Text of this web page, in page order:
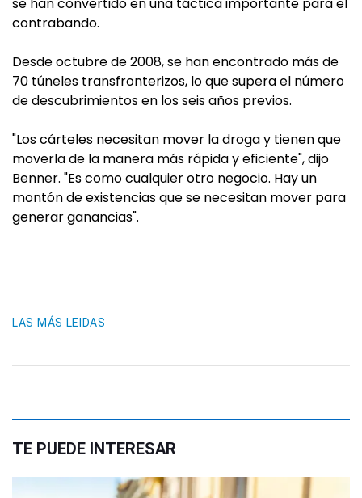
contrabando.
Desde octubre de 2008, se han encontrado más de
70 túneles transfronterizos, lo que supera el número
de descubrimientos en los seis años previos.
"Los cárteles necesitan mover la droga y tienen que
moverla de la manera más rápida y eficiente", dijo
Benner. "Es como cualquier otro negocio. Hay un
montón de existencias que se necesitan mover para
generar ganancias".
LAS MÁS LEIDAS
TE PUEDE INTERESAR